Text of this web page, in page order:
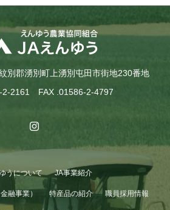
郡湧別町上湧別屯田市街地230番地
2-2161 FAX .01586-2-4797
うについて JA事業紹介
融事業） 特産品の紹介 職員採用情報